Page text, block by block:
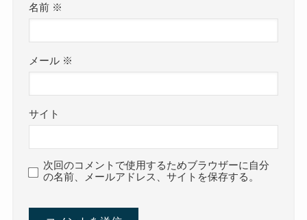
名前 ※
メール ※
サイト
次回のコメントで使用するためブラウザーに自分
の名前、メールアドレス、サイトを保存する。